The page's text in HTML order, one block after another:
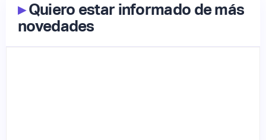
▸Quiero estar informado de más
novedades